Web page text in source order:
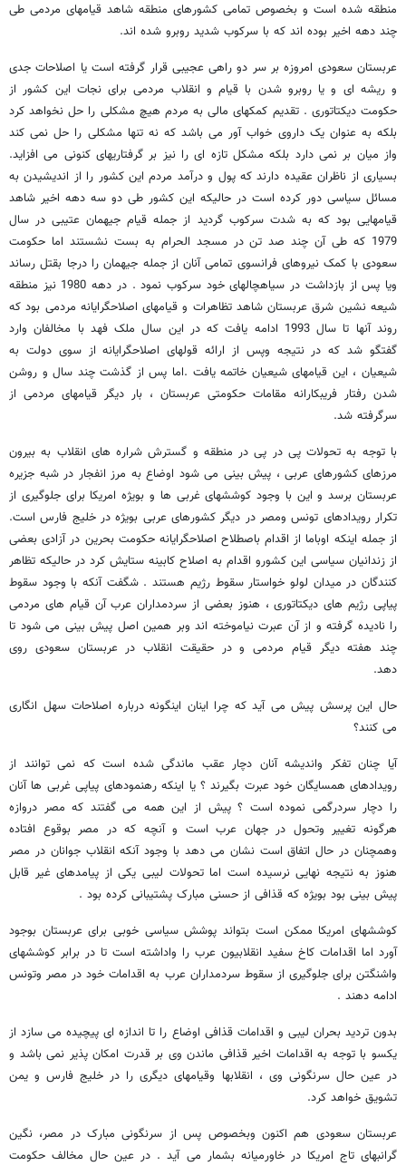
منطقه شده است و بخصوص تمامی کشورهای منطقه شاهد قیامهای مردمی طی
چند دهه اخیر بوده اند که با سرکوب شدید روبرو شده اند.
عربستان سعودی امروزه بر سر دو راهی عجیبی قرار گرفته است یا اصلاحات جدی
و ریشه ای و یا روبرو شدن با قیام و انقلاب مردمی برای نجات این کشور از
حکومت دیکتاتوری . تقدیم کمکهای مالی به مردم هیچ مشکلی را حل نخواهد کرد
بلکه به عنوان یک داروی خواب آور می باشد که نه تنها مشکلی را حل نمی کند
واز میان بر نمی دارد بلکه مشکل تازه ای را نیز بر گرفتاریهای کنونی می افزاید.
بسیاری از ناظران عقیده دارند که پول و درآمد مردم این کشور را از اندیشیدن به
مسائل سیاسی دور کرده است در حالیکه این کشور طی دو سه دهه اخیر شاهد
قیامهایی بود که به شدت سرکوب گردید از جمله قیام جیهمان عتیبی در سال
1979 که طی آن چند صد تن در مسجد الحرام به بست نشستند اما حکومت
سعودی با کمک نیروهای فرانسوی تمامی آنان از جمله جیهمان را درجا بقتل رساند
ویا پس از بازداشت در سیاهچالهای خود سرکوب نمود . در دهه 1980 نیز منطقه
شیعه نشین شرق عربستان شاهد تظاهرات و قیامهای اصلاحگرایانه مردمی بود که
روند آنها تا سال 1993 ادامه یافت که در این سال ملک فهد با مخالفان وارد
گفتگو شد که در نتیجه وپس از ارائه قولهای اصلاحگرایانه از سوی دولت به
شیعیان ، این قیامهای شیعیان خاتمه یافت .اما پس از گذشت چند سال و روشن
شدن رفتار فریبکارانه مقامات حکومتی عربستان ، بار دیگر قیامهای مردمی از
سرگرفته شد.
با توجه به تحولات پی در پی در منطقه و گسترش شراره های انقلاب به بیرون
مرزهای کشورهای عربی ، پیش بینی می شود اوضاع به مرز انفجار در شبه جزیره
عربستان برسد و این با وجود کوششهای غربی ها و بویژه امریکا برای جلوگیری از
تکرار رویدادهای تونس ومصر در دیگر کشورهای عربی بویژه در خلیج فارس است.
از جمله اینکه اوباما از اقدام باصطلاح اصلاحگرایانه حکومت بحرین در آزادی بعضی
از زندانیان سیاسی این کشورو اقدام به اصلاح کابینه ستایش کرد در حالیکه تظاهر
کنندگان در میدان لولو خواستار سقوط رژیم هستند . شگفت آنکه با وجود سقوط
پیاپی رژیم های دیکتاتوری ، هنوز بعضی از سردمداران عرب آن قیام های مردمی
را نادیده گرفته و از آن عبرت نیاموخته اند وبر همین اصل پیش بینی می شود تا
چند هفته دیگر قیام مردمی و در حقیقت انقلاب در عربستان سعودی روی
دهد.
حال این پرسش پیش می آید که چرا اینان اینگونه درباره اصلاحات سهل انگاری
می کنند؟
آیا چنان تفکر واندیشه آنان دچار عقب ماندگی شده است که نمی توانند از
رویدادهای همسایگان خود عبرت بگیرند ؟ یا اینکه رهنمودهای پیاپی غربی ها آنان
را دچار سردرگمی نموده است ؟ پیش از این همه می گفتند که مصر دروازه
هرگونه تغییر وتحول در جهان عرب است و آنچه که در مصر بوقوع افتاده
وهمچنان در حال اتفاق است نشان می دهد با وجود آنکه انقلاب جوانان در مصر
هنوز به نتیجه نهایی نرسیده است اما تحولات لیبی یکی از پیامدهای غیر قابل
پیش بینی بود بویژه که قذافی از حسنی مبارک پشتیبانی کرده بود .
کوششهای امریکا ممکن است بتواند پوشش سیاسی خوبی برای عربستان بوجود
آورد اما اقدامات کاخ سفید انقلابیون عرب را واداشته است تا در برابر کوششهای
واشنگتن برای جلوگیری از سقوط سردمداران عرب به اقدامات خود در مصر وتونس
ادامه دهند .
بدون تردید بحران لیبی و اقدامات قذافی اوضاع را تا اندازه ای پیچیده می سازد از
یکسو با توجه به اقدامات اخیر قذافی ماندن وی بر قدرت امکان پذیر نمی باشد و
در عین حال سرنگونی وی ، انقلابها وقیامهای دیگری را در خلیج فارس و یمن
تشویق خواهد کرد.
عربستان سعودی هم اکنون وبخصوص پس از سرنگونی مبارک در مصر، نگین
گرانبهای تاج امریکا در خاورمیانه بشمار می آید . در عین حال مخالف حکومت